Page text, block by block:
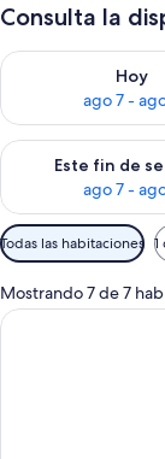
Consulta la
Hoy
ago 7 -
Consulta la
Este fin de
ago 7 -
Consulta la
Filtros
disponibles
para
las
Todas las habitaciones 1
Mostrando 7 de 7